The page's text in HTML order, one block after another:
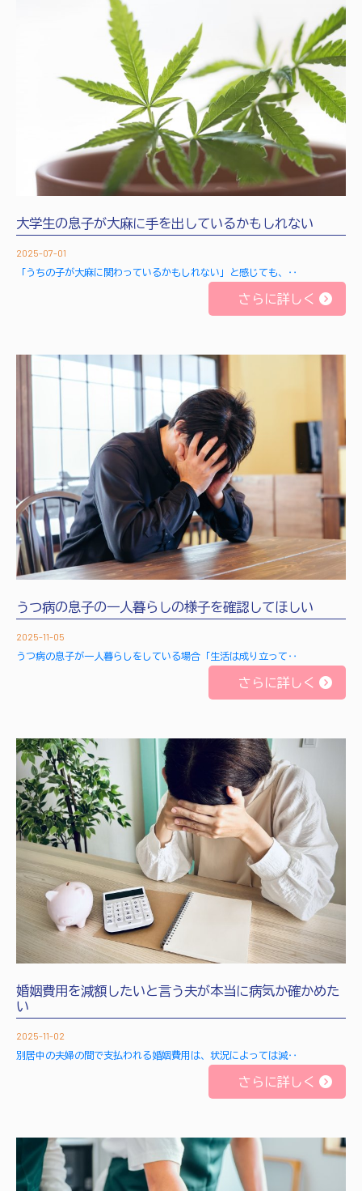
大学生の息子が大麻に手を出しているかもしれない
2025-07-01
「うちの子が大麻に関わっているかもしれない」と感じても、‥
さらに詳しく
うつ病の息子の一人暮らしの様子を確認してほしい
2025-11-05
うつ病の息子が一人暮らしをしている場合「生活は成り立って‥
さらに詳しく
婚姻費用を減額したいと言う夫が本当に病気か確かめた
い
2025-11-02
別居中の夫婦の間で支払われる婚姻費用は、状況によっては減‥
さらに詳しく